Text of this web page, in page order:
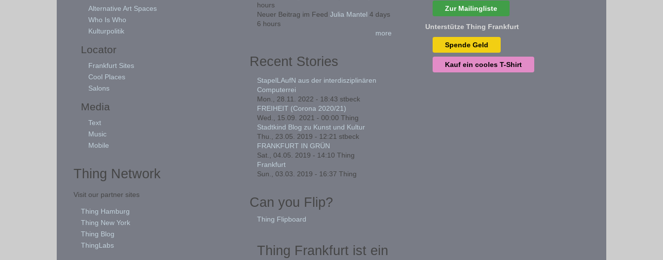
Alternative Art Spaces
Who Is Who
Kulturpolitik
Locator
Frankfurt Sites
Cool Places
Salons
Media
Text
Music
Mobile
Thing Network
Visit our partner sites
Thing Hamburg
Thing New York
Thing Blog
ThingLabs
hours
Neuer Beitrag im Feed Julia Mantel 4 days
6 hours
more
Recent Stories
StapelLAufN aus der interdisziplinären
Computerrei
Mon., 28.11. 2022 - 18:43 stbeck
FREIHEIT (Corona 2020/21)
Wed., 15.09. 2021 - 00:00 Thing
Stadtkind Blog zu Kunst und Kultur
Thu., 23.05. 2019 - 12:21 stbeck
FRANKFURT IN GRÜN
Sat., 04.05. 2019 - 14:10 Thing
Frankfurt
Sun., 03.03. 2019 - 16:37 Thing
Can you Flip?
Thing Flipboard
Thing Frankfurt ist ein
Zur Mailingliste
Unterstütze Thing Frankfurt
Spende Geld
Kauf ein cooles T-Shirt